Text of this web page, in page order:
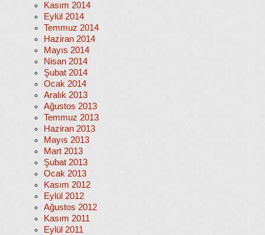
Kasım 2014
Eylül 2014
Temmuz 2014
Haziran 2014
Mayıs 2014
Nisan 2014
Şubat 2014
Ocak 2014
Aralık 2013
Ağustos 2013
Temmuz 2013
Haziran 2013
Mayıs 2013
Mart 2013
Şubat 2013
Ocak 2013
Kasım 2012
Eylül 2012
Ağustos 2012
Kasım 2011
Eylül 2011